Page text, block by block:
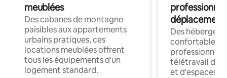
meublées
Des cabanes de montagne
paisibles aux appartements
urbains pratiques, ces
locations meublées offrent
tous les équipements d'un
logement standard.
déplacement
Des
confortables
professionnels
télétravail
et d'espaces